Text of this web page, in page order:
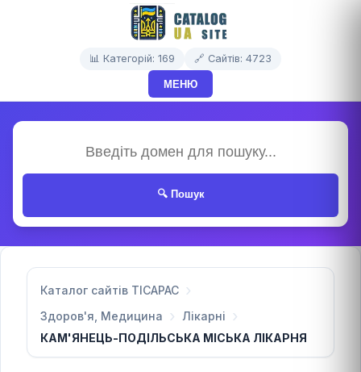
📊 Категорій: 169 🔗 Сайтів: 4723
МЕНЮ
🔍 Пошук
Каталог сайтів TICAPAC
Здоров'я, Медицина
Лікарні
КАМ'ЯНЕЦЬ-ПОДІЛЬСЬКА МІСЬКА ЛІКАРНЯ